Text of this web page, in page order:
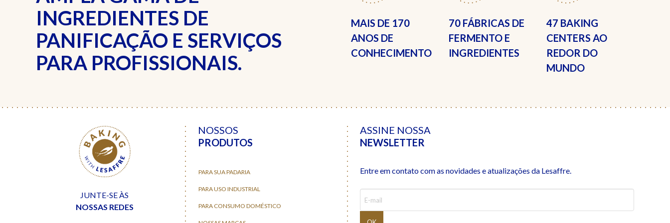
INGREDIENTES DE
PANIFICAÇÃO E SERVIÇOS
PARA PROFISSIONAIS.
MAIS DE 170
ANOS DE
CONHECIMENTO
70 FÁBRICAS DE
FERMENTO E
INGREDIENTES
47 BAKING
CENTERS AO
REDOR DO
MUNDO
JUNTE-SE ÀS
NOSSAS REDES
NOSSOS
PRODUTOS
PARA SUA PADARIA
PARA USO INDUSTRIAL
PARA CONSUMO DOMÉSTICO
ASSINE NOSSA
NEWSLETTER
Entre em contato com as novidades e atualizações da Lesaffre.